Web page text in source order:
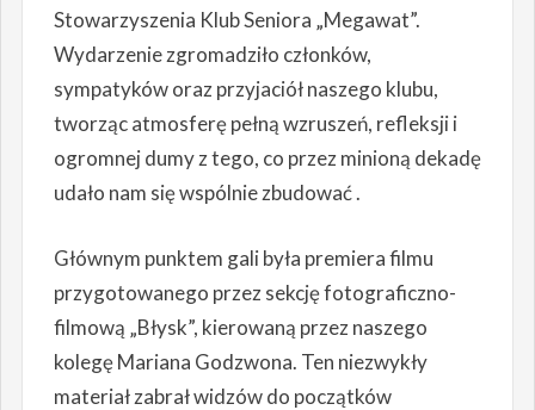
Stowarzyszenia Klub Seniora „Megawat”.
Wydarzenie zgromadziło członków,
sympatyków oraz przyjaciół naszego klubu,
tworząc atmosferę pełną wzruszeń, refleksji i
ogromnej dumy z tego, co przez minioną dekadę
udało nam się wspólnie zbudować .
Głównym punktem gali była premiera filmu
przygotowanego przez sekcję fotograficzno-
filmową „Błysk”, kierowaną przez naszego
kolegę Mariana Godzwona. Ten niezwykły
materiał zabrał widzów do początków